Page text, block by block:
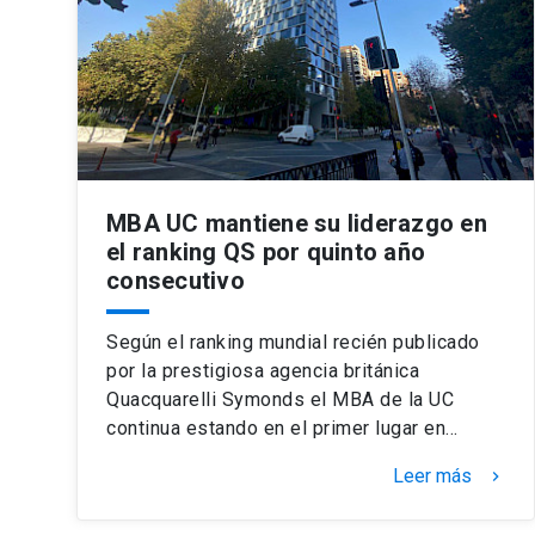
MBA UC mantiene su liderazgo en
el ranking QS por quinto año
consecutivo
Según el ranking mundial recién publicado
por la prestigiosa agencia británica
Quacquarelli Symonds el MBA de la UC
continua estando en el primer lugar en…
Leer más keyboard_arrow_right